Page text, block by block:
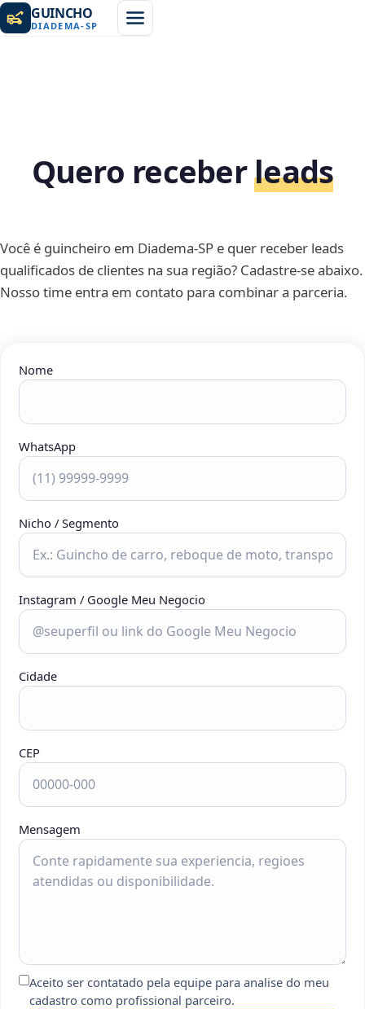
GUINCHO
DIADEMA-SP
Quero receberleads
Você é guincheiro em Diadema-SP e quer receber leads
qualificados de clientes na sua região? Cadastre-se abaixo.
Nosso time entra em contato para combinar a parceria.
Nome
WhatsApp
Nicho / Segmento
Instagram / Google Meu Negocio
Cidade
CEP
Mensagem
Aceito ser contatado pela equipe para analise do meu
cadastro como profissional parceiro.